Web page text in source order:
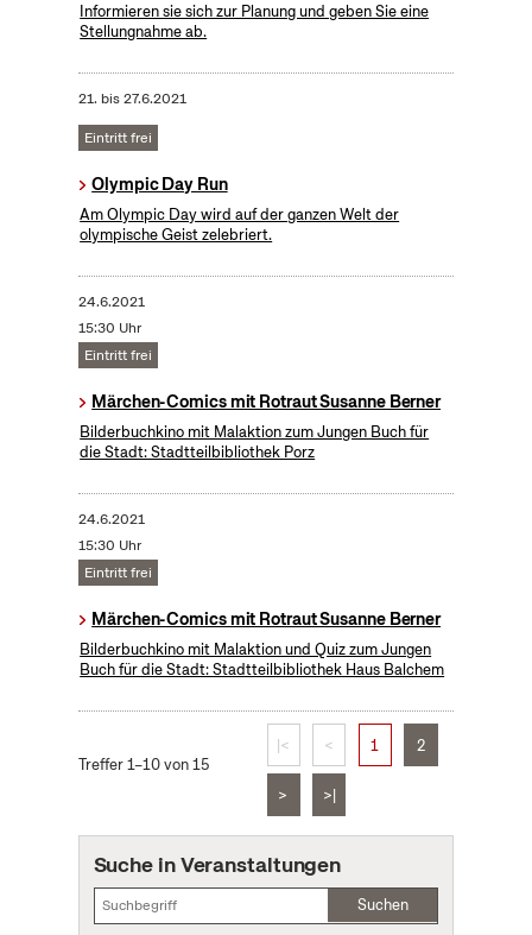
Informieren sie sich zur Planung und geben Sie eine
Stellungnahme ab.
21. bis27.6.2021
Eintritt frei
Olympic Day Run
Am Olympic Day wird auf der ganzen Welt der
olympische Geist zelebriert.
24.6.2021
15:30 Uhr
Eintritt frei
Märchen-Comics mit Rotraut Susanne Berner
Bilderbuchkino mit Malaktion zum Jungen Buch für
die Stadt: Stadtteilbibliothek Porz
24.6.2021
15:30 Uhr
Eintritt frei
Märchen-Comics mit Rotraut Susanne Berner
Bilderbuchkino mit Malaktion und Quiz zum Jungen
Buch für die Stadt: Stadtteilbibliothek Haus Balchem
Treffer 1–10 von 15
|< < 1 2
> >|
Suche in Veranstaltungen
Suchen